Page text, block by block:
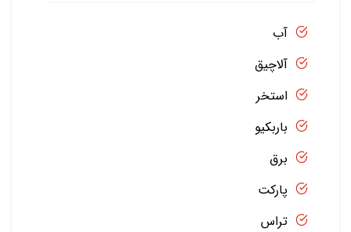
آب
آلاچیق
استخر
باربکیو
برق
پارکت
تراس